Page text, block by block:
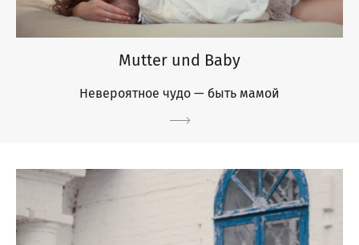
Mutter und Baby
Невероятное чудо — быть мамой